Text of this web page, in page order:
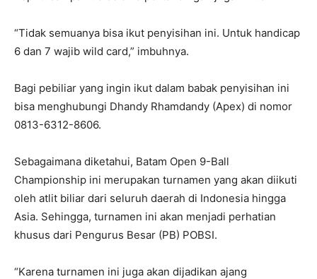
“Tidak semuanya bisa ikut penyisihan ini. Untuk handicap
6 dan 7 wajib wild card,” imbuhnya.
Bagi pebiliar yang ingin ikut dalam babak penyisihan ini
bisa menghubungi Dhandy Rhamdandy (Apex) di nomor
0813-6312-8606.
Sebagaimana diketahui, Batam Open 9-Ball
Championship ini merupakan turnamen yang akan diikuti
oleh atlit biliar dari seluruh daerah di Indonesia hingga
Asia. Sehingga, turnamen ini akan menjadi perhatian
khusus dari Pengurus Besar (PB) POBSI.
“Karena turnamen ini juga akan dijadikan ajang